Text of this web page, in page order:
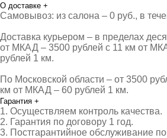
О доставке +
Самовывоз: из салона – 0 руб., в
Доставка курьером – в пределах
от МКАД – 3500 рублей с 11 км от
рублей 1 км.
По Московской области – от 3500
км от МКАД – 60 рублей 1 км.
Гарантия +
1. Осуществляем контроль качества.
2. Гарантия по договору 1 год.
3. Постгарантийное обслуживание